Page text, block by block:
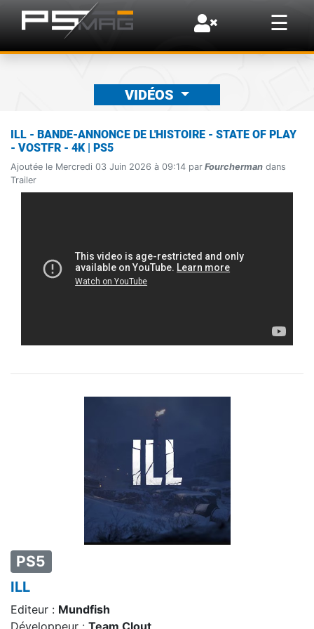
☰
×
VIDÉOS
PS5
ILL
Editeur : Mundfish
Développeur : Team Clout
ILL - BANDE-ANNONCE DE L'HISTOIRE - STATE OF PLAY
- VOSTFR - 4K | PS5
Ajoutée le Mercredi 03 Juin 2026 à 09:14 par Fourcherman dans
Trailer